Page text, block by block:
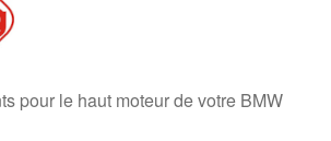
pour le haut moteur de votre BMW